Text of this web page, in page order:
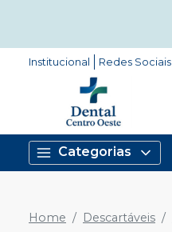
Institucional Redes Sociais
Categorias
Home Descartáveis